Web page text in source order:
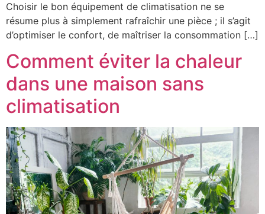
Choisir le bon équipement de climatisation ne se
résume plus à simplement rafraîchir une pièce ; il s’agit
d’optimiser le confort, de maîtriser la consommation […]
Comment éviter la chaleur
dans une maison sans
climatisation